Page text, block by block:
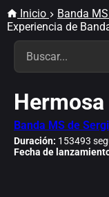
Inicio Banda
Experiencia de
Banda MS de
Duración: 153493
Fecha de